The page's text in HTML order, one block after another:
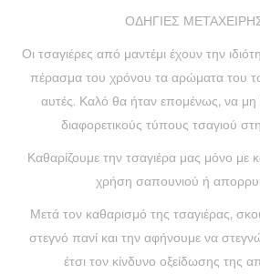
ΟΔΗΓΙΕΣ
Οι τσαγιέρες από μαντέμι έχουν την
πέρασμα του χρόνου τα αρώματα του
αυτές. Καλό θα ήταν επομένως, να
διαφορετικούς τύπους τσαγιού
Καθαρίζουμε την τσαγιέρα μας μόνο με
χρήση σαπουνιού ή
Μετά τον καθαρισμό της τσαγιέρας,
στεγνό πανί και την αφήνουμε να
έτσι τον κίνδυνο οξείδωσης της